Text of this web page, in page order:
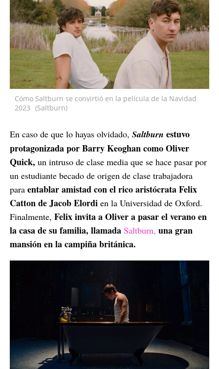
Cómo Saltburn se convirtió en la película de la Navidad
2023 (Saltburn)
En caso de que lo hayas olvidado, Saltburn estuvo
protagonizada por Barry Keoghan como Oliver
Quick, un intruso de clase media que se hace pasar por
un estudiante becado de origen de clase trabajadora
para entablar amistad con el rico aristócrata Felix
Catton de Jacob Elordi en la Universidad de Oxford.
Finalmente, Felix invita a Oliver a pasar el verano en
la casa de su familia, llamada Saltburn, una gran
mansión en la campiña británica.